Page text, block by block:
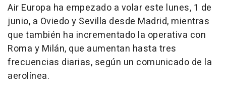
Air Europa ha empezado a volar este lunes, 1 de
junio, a Oviedo y Sevilla desde Madrid, mientras
que también ha incrementado la operativa con
Roma y Milán, que aumentan hasta tres
frecuencias diarias, según un comunicado de la
aerolínea.